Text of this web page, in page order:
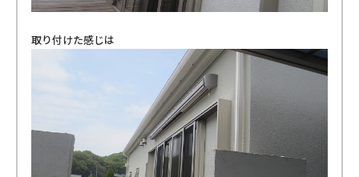
取り付けた感じは